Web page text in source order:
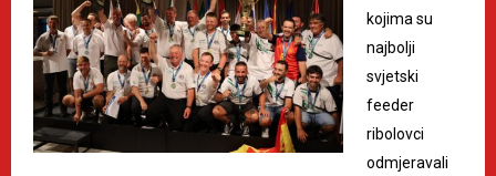
kojima su
najbolji
svjetski
feeder
ribolovci
odmjeravali